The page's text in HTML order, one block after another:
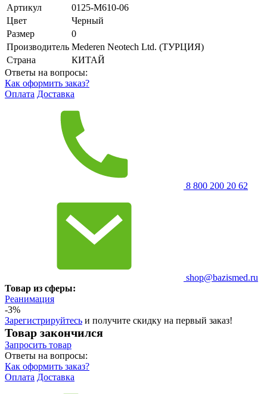
Артикул
0125-M610-06
Цвет
Черный
Размер
0
Производитель Mederen Neotech Ltd. (ТУРЦИЯ)
Страна
КИТАЙ
Ответы на вопросы:
Как оформить заказ?
Оплата Доставка
8 800 200 20 62
shop@bazismed.ru
Товар из сферы:
Реанимация
-3%
Зарегистрируйтесь и получите скидку на первый заказ!
Товар закончился
Запросить товар
Ответы на вопросы:
Как оформить заказ?
Оплата Доставка